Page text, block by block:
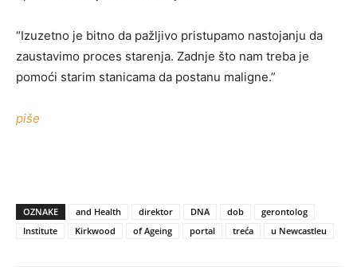
“Izuzetno je bitno da pažljivo pristupamo nastojanju da
zaustavimo proces starenja. Zadnje što nam treba je
pomoći starim stanicama da postanu maligne.”
piše
OZNAKE and Health direktor DNA dob
gerontolog
Institute
Kirkwood of Ageing portal treća u Newcastleu